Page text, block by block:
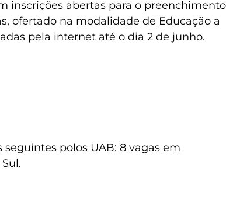
inscrições abertas para o preenchimento
ofertado na modalidade de Educação a
pela internet até o dia 2 de junho.
polos UAB: 8 vagas em